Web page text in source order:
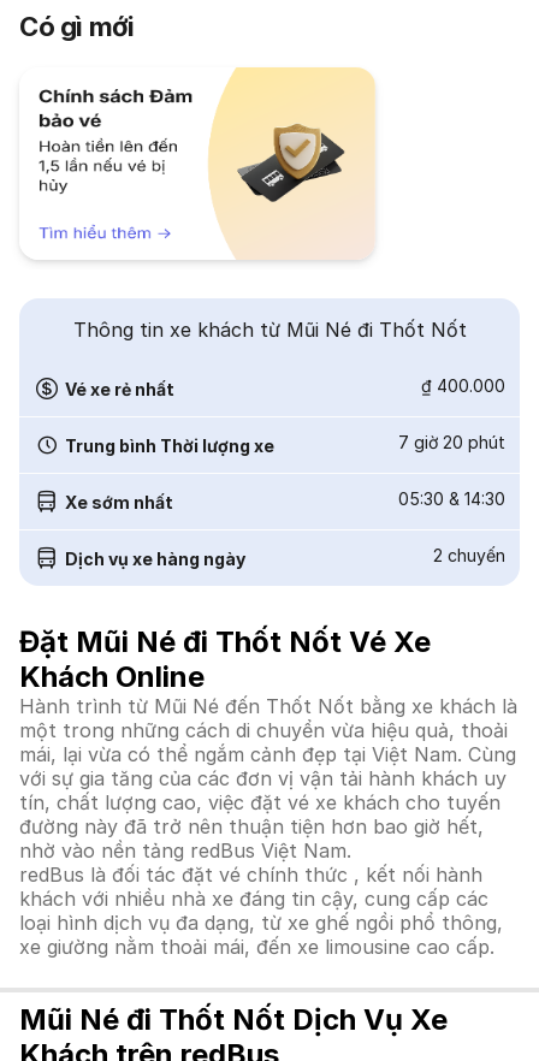
Có gì mới
Thông tin xe khách từ Mũi Né đi Thốt Nốt
Vé xe rẻ nhất ₫ 400.000
Trung bình Thời lượng xe 7 giờ 20 phút
Xe sớm nhất 05:30 & 14:30
Dịch vụ xe hàng ngày 2 chuyến
Đặt Mũi Né đi Thốt Nốt Vé Xe
Khách Online
Hành trình từ Mũi Né đến Thốt Nốt bằng xe khách là
một trong những cách di chuyển vừa hiệu quả, thoải
mái, lại vừa có thể ngắm cảnh đẹp tại Việt Nam. Cùng
với sự gia tăng của các đơn vị vận tải hành khách uy
tín, chất lượng cao, việc đặt vé xe khách cho tuyến
đường này đã trở nên thuận tiện hơn bao giờ hết,
nhờ vào nền tảng redBus Việt Nam.
redBus là đối tác đặt vé chính thức , kết nối hành
khách với nhiều nhà xe đáng tin cậy, cung cấp các
loại hình dịch vụ đa dạng, từ xe ghế ngồi phổ thông,
xe giường nằm thoải mái, đến xe limousine cao cấp.
Mũi Né đi Thốt Nốt Dịch Vụ Xe